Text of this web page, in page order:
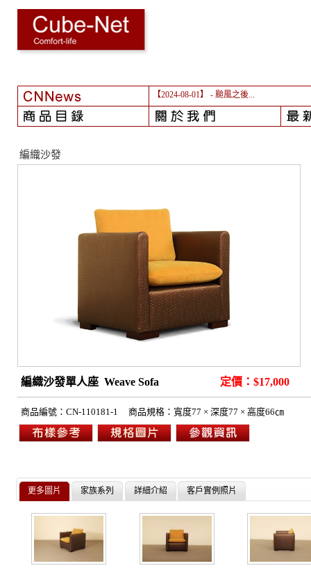
【2024-08-01】 - 颱風之後...
編織沙發
編織沙發單人座 Weave Sofa 定價：$17,000
商品編號： CN-110181-1 商品規格： 寬度77 × 深度77 × 高度66㎝
更多圖片 家族系列 詳細介紹 客戶實例照片